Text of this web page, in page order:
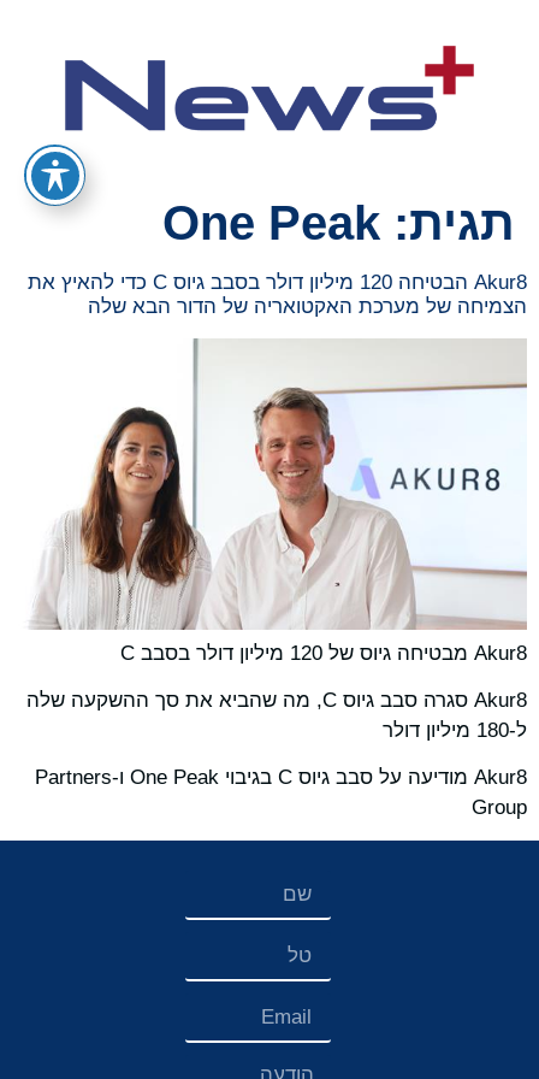
תגית: One Peak
Akur8 הבטיחה 120 מיליון דולר בסבב גיוס C כדי להאיץ את
הצמיחה של מערכת האקטואריה של הדור הבא שלה
Akur8 מבטיחה גיוס של 120 מיליון דולר בסבב C
Akur8 סגרה סבב גיוס C, מה שהביא את סך ההשקעה שלה
ל-180 מיליון דולר
Akur8 מודיעה על סבב גיוס C בגיבוי One Peak ו-Partners
Group